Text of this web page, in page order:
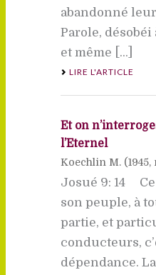
abandonné
Parole, désobéi
et même [...]
LIRE L'ARTICLE
Et on
l’Eternel
Koechlin M. (1945,
Josué 9: 14
son peuple, à
partie, et
conducteurs,
dépendance.